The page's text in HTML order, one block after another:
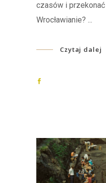
czasów i
Wrocławianie?
Czytaj dalej